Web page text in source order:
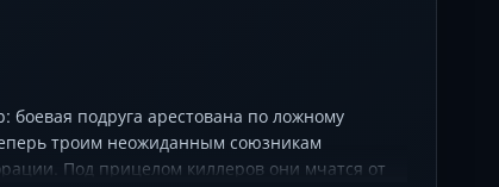
боевая подруга арестована по ложному
троим неожиданным союзникам
Под прицелом киллеров они мчатся от